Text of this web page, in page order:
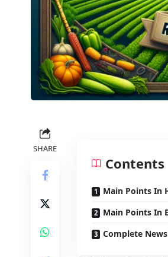
SHARE
Contents
Main Points In
Main Points In
Complete News